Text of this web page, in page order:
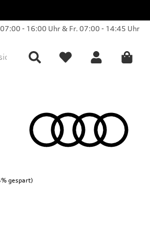
- 16:00 Uhr & Fr. 07:00 - 14:45 Uhr
Parts Sale Collection
gespart)